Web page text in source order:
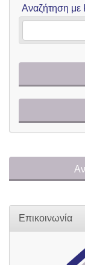
Αναζήτηση με
Επικοινωνία